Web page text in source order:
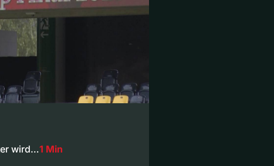
wird…1 Min